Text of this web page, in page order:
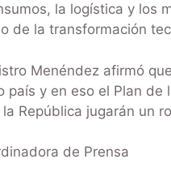
la logística y los
de la transformación
Menéndez afirmó
país y en eso el Plan
República jugarán un
de Prensa